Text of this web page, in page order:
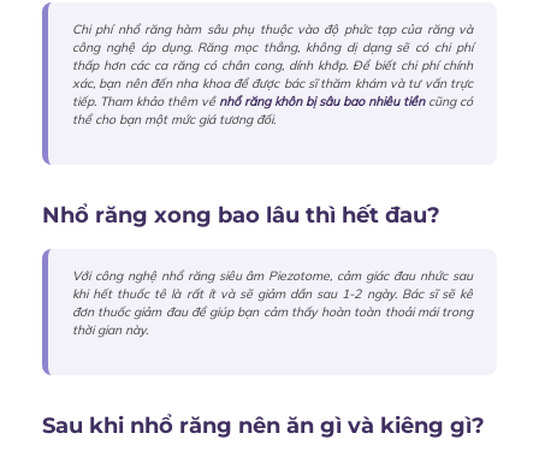
Chi phí nhổ răng hàm sâu phụ thuộc vào độ phức tạp của răng và
công nghệ áp dụng. Răng mọc thẳng, không dị dạng sẽ có chi phí
thấp hơn các ca răng có chân cong, dính khớp. Để biết chi phí chính
xác, bạn nên đến nha khoa để được bác sĩ thăm khám và tư vấn trực
tiếp. Tham khảo thêm về nhổ răng khôn bị sâu bao nhiêu tiềncũng có
thể cho bạn một mức giá tương đối.
Nhổ răng xong bao lâu thì hết đau?
Với công nghệ nhổ răng siêu âm Piezotome, cảm giác đau nhức sau
khi hết thuốc tê là rất ít và sẽ giảm dần sau 1-2 ngày. Bác sĩ sẽ kê
đơn thuốc giảm đau để giúp bạn cảm thấy hoàn toàn thoải mái trong
thời gian này.
Sau khi nhổ răng nên ăn gì và kiêng gì?